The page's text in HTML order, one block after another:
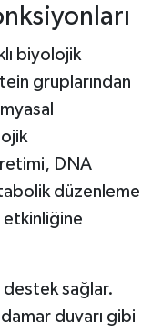
biyolojik
gruplarından
DNA
düzenleme
etkinliğine
destek sağlar.
duvarı gibi